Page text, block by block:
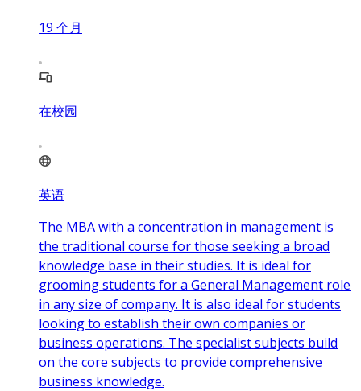
19 个月
在校园
英语
The MBA with a concentration in management is
the traditional course for those seeking a broad
knowledge base in their studies. It is ideal for
grooming students for a General Management role
in any size of company. It is also ideal for students
looking to establish their own companies or
business operations. The specialist subjects build
on the core subjects to provide comprehensive
business knowledge.